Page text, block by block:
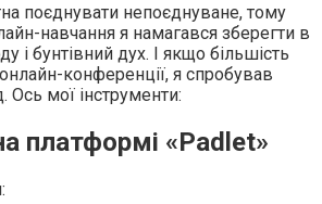
поєднувати непоєднуване, тому
навчання я намагався зберегти в
і бунтівний дух. І якщо більшість
конференції, я спробував
Ось мої інструменти:
платформі «Padlet»